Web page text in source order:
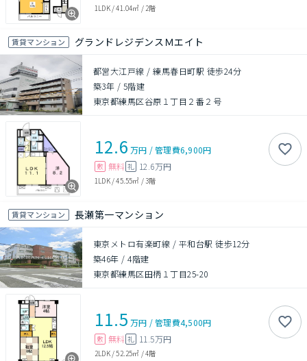
1LDK/41.04㎡ / 2階
賃貸マンション グランドレジデンスＭエイト
都営大江戸線 / 練馬春日町駅 徒歩24分
築3年 / 5階建
東京都練馬区谷原１丁目２番２号
12.6 万円 /管理費6,900円
敷 無料 礼 12.6万円
1LDK/45.55㎡ /3階
賃貸マンション 長瀬第一マンション
東京メトロ有楽町線 / 平和台駅 徒歩12分
築46年 /4階建
東京都練馬区田柄１丁目25-20
11.5 万円 /管理費4,500円
敷 無料 礼 11.5万円
2LDK/52.25㎡ /4階